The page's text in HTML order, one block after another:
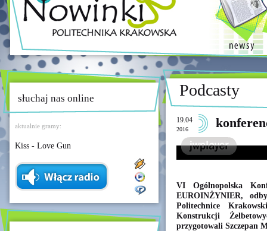
słuchaj nas online
aktualnie gramy:
Kiss - Love Gun
Podcasty
19.04
2016
VI Ogólnopolska
EUROINŻYNIER,
Politechnice
Konstrukcji
przygotowali Szczepan